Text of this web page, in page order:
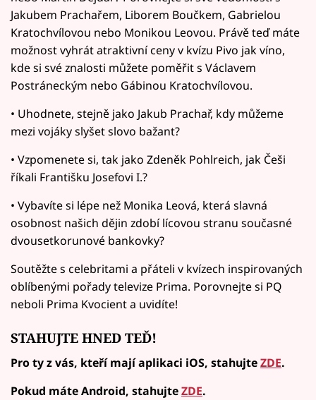
Jakubem Prachařem, Liborem Boučkem, Gabrielou
Kratochvílovou nebo Monikou Leovou. Právě teď máte
možnost vyhrát atraktivní ceny v kvízu Pivo jak víno,
kde si své znalosti můžete poměřit s Václavem
Postráneckým nebo Gábinou Kratochvílovou.
• Uhodnete, stejně jako Jakub Prachař, kdy můžeme
mezi vojáky slyšet slovo bažant?
• Vzpomenete si, tak jako Zdeněk Pohlreich, jak Češi
říkali Františku Josefovi I.?
• Vybavíte si lépe než Monika Leová, která slavná
osobnost našich dějin zdobí lícovou stranu současné
dvousetkorunové bankovky?
Soutěžte s celebritami a přáteli v kvízech inspirovaných
oblíbenými pořady televize Prima. Porovnejte si PQ
neboli Prima Kvocient a uvidíte!
STAHUJTE HNED TEĎ!
Pro ty z vás, kteří mají aplikaci iOS, stahujteZDE.
Pokud máte Android, stahujteZDE.